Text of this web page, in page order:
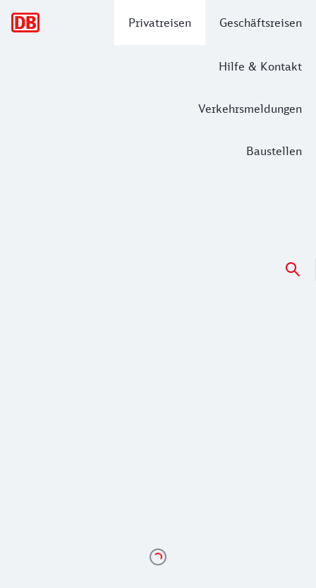
Privatreisen Geschäftsreisen
Hilfe & Kontakt
Verkehrsmeldungen
Baustellen